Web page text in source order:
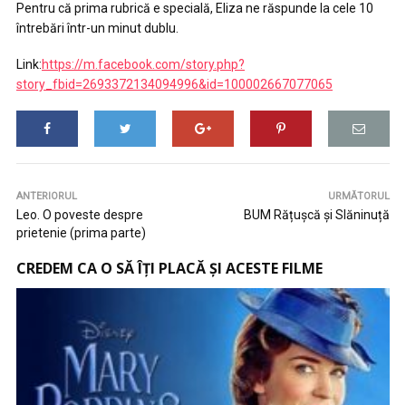
Pentru că prima rubrică e specială, Eliza ne răspunde la cele 10
întrebări într-un minut dublu.
Link:https://m.facebook.com/story.php?
story_fbid=2693372134094996&id=100002667077065
ANTERIORUL
Leo. O poveste despre
prietenie (prima parte)
URMĂTORUL
BUM Rățușcă și Slăninuță
CREDEM CA O SĂ ÎȚI PLACĂ ȘI ACESTE FILME